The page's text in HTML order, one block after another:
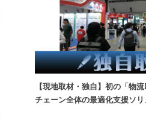
【現地取材・独自】初の「物
チェーン全体の最適化支援ソ